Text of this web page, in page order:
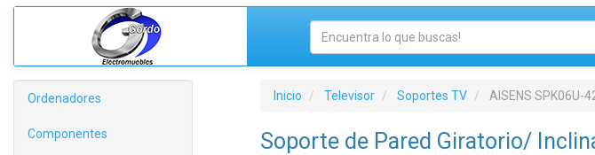
Ordenadores
Componentes
Inicio Televisor Soportes TV AISENS SPK06U-
Soporte de Pared Giratorio/